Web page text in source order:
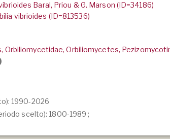
Baral, Priou & G. Marson (ID=34186)
vibrioides (ID=813536)
Orbiliomycetidae, Orbiliomycetes,
1990-2026
scelto): 1800-1989;